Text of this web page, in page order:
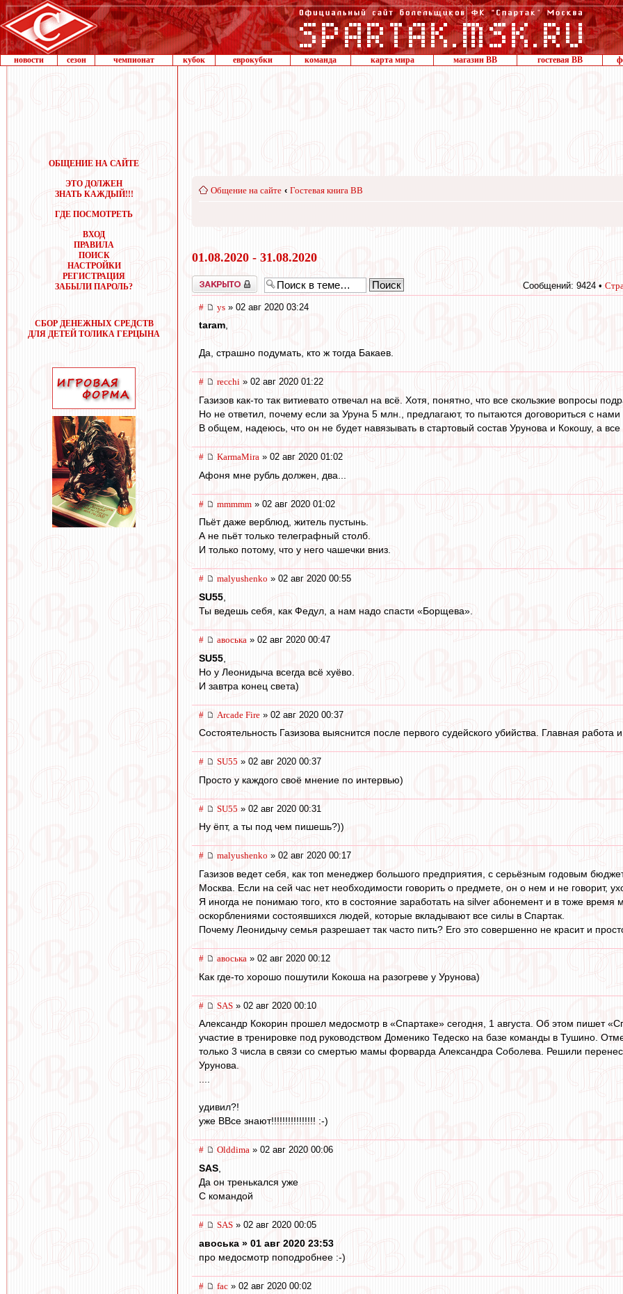
новости сезон чемпионат кубок еврокубки команда карта мира магазин ВВ гостевая ВВ
ОБЩЕНИЕ НА САЙТЕ
ЭТО ДОЛЖЕН
ЗНАТЬ КАЖДЫЙ!!!
ГДЕ ПОСМОТРЕТЬ
ВХОД
ПРАВИЛА
ПОИСК
НАСТРОЙКИ
РЕГИСТРАЦИЯ
ЗАБЫЛИ ПАРОЛЬ?
СБОР ДЕНЕЖНЫХ СРЕДСТВ
ДЛЯ ДЕТЕЙ ТОЛИКА ГЕРЦЫНА
Общение на сайте ‹ Гостевая книга ВВ
01.08.2020 - 31.08.2020
Закрыто Сообщений: 9424 •
# ys » 02 авг 2020 03:24
taram,
Да, страшно подумать, кто ж тогда Бакаев.
# recchi » 02 авг 2020 01:22
Газизов как-то так витиевато отвечал на всё. Хотя, понятно, что все скользкие вопросы
Но не ответил, почему если за Уруна 5 млн., предлагают, то пытаются договориться с
В общем, надеюсь, что он не будет навязывать в стартовый состав Урунова и Кокошу, а
# KarmaMira » 02 авг 2020 01:02
Афоня мне рубль должен, два...
# mmmmm » 02 авг 2020 01:02
Пьёт даже верблюд, житель пустынь.
А не пьёт только телеграфный столб.
И только потому, что у него чашечки вниз.
# malyushenko » 02 авг 2020 00:55
SU55
Ты ведешь себя, как Федул, а нам надо спасти «Борщева».
# авоська » 02 авг 2020 00:47
SU55
Но у Леонидыча всегда всё хуёво.
И завтра конец света)
# Arcade Fire » 02 авг 2020 00:37
Состоятельность Газизова выяснится после первого судейского убийства. Главная работа
# SU55 » 02 авг 2020 00:37
Просто у каждого своë мнение по интервью)
# SU55 » 02 авг 2020 00:31
Ну ëпт, а ты под чем пишешь?))
# malyushenko » 02 авг 2020 00:17
Газизов ведет себя, как топ менеджер большого предприятия, с серьёзным годовым
Москва. Если на сей час нет необходимости говорить о предмете, он о нем и не говорит,
Я иногда не понимаю того, кто в состояние заработать на silver абонемент и в тоже
оскорблениями состоявшихся людей, которые вкладывают все силы в Спартак.
Почему Леонидычу семья разрешает так часто пить? Его это совершенно не красит и
# авоська » 02 авг 2020 00:12
Как где-то хорошо пошутили Кокоша на разогреве у Урунова)
# SAS » 02 авг 2020 00:10
Александр Кокорин прошел медосмотр в «Спартаке» сегодня, 1 августа. Об этом пишет
участие в тренировке под руководством Доменико Тедеско на базе команды в Тушино.
только 3 числа в связи со смертью мамы форварда Александра Соболева. Решили
Урунова.
....
удивил?!
уже ВВсе знают!!!!!!!!!!!!!!!! :-)
# Olddima » 02 авг 2020 00:06
SAS
Да он тренькался уже
С командой
# SAS » 02 авг 2020 00:05
авоська » 01 авг 2020 23:53
про медосмотр поподробнее :-)
# fac » 02 авг 2020 00:02